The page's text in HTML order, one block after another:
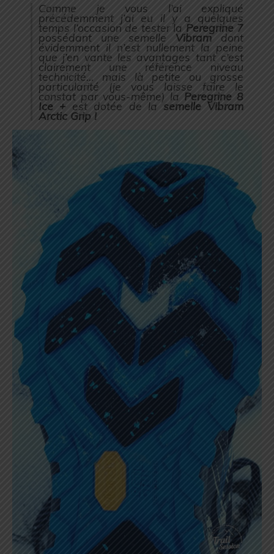
Comme je vous l’ai expliqué
précédemment j’ai eu il y a quelques
temps l’occasion de tester la Peregrine 7
possédant une semelle Vibramdont
évidemment il n’est nullement la peine
que j’en vante les avantages tant c’est
clairement une référence niveau
technicité… mais là petite ou grosse
particularité (je vous laisse faire le
constat par vous-même) la Peregrine 8
Ice + est dotée de la semelle Vibram
Arctic Grip !